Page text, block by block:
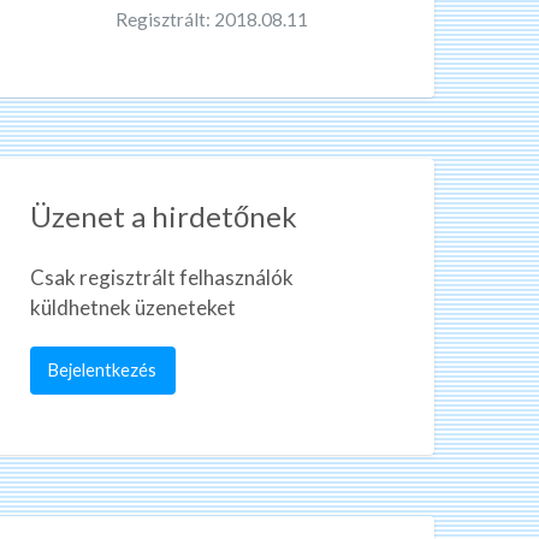
Regisztrált: 2018.08.11
Üzenet a hirdetőnek
Csak regisztrált felhasználók
küldhetnek üzeneteket
Bejelentkezés